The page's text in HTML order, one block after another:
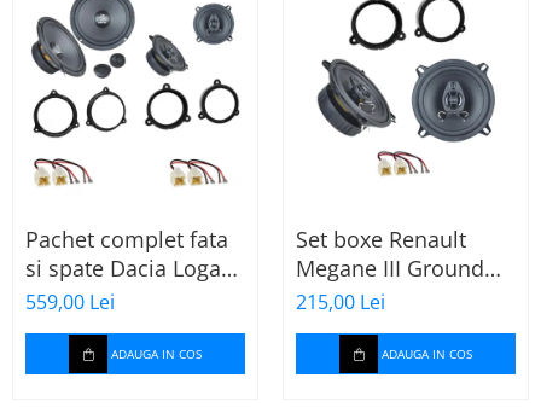
Pachet complet fata
si spate Dacia Logan
2 (2013-2020) cu boxe
Ground Zero Ferrum
559,00 Lei
ADAUGA IN COS
Set boxe Renault
Megane III Ground
Zero GZFF 5.2 cu
inele si conectori
215,00 Lei
ADAUGA IN COS